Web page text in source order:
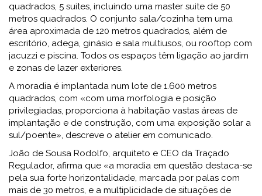
quadrados, 5 suites, incluindo uma master suite de 50
metros quadrados. O conjunto sala/cozinha tem uma
área aproximada de 120 metros quadrados, além de
escritório, adega, ginásio e sala multiusos, ou rooftop com
jacuzzi e piscina. Todos os espaços têm ligação ao jardim
e zonas de lazer exteriores.
A moradia é implantada num lote de 1.600 metros
quadrados, com «com uma morfologia e posição
privilegiadas, proporciona à habitação vastas áreas de
implantação e de construção, com uma exposição solar a
sul/poente», descreve o atelier em comunicado.
João de Sousa Rodolfo, arquiteto e CEO da Traçado
Regulador, afirma que «a moradia em questão destaca-se
pela sua forte horizontalidade, marcada por palas com
mais de 30 metros, e a multiplicidade de situações de